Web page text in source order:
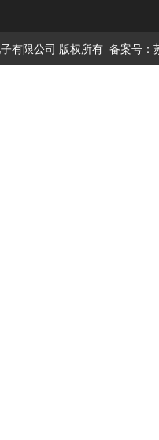
有限公司 版权所有 备案号：